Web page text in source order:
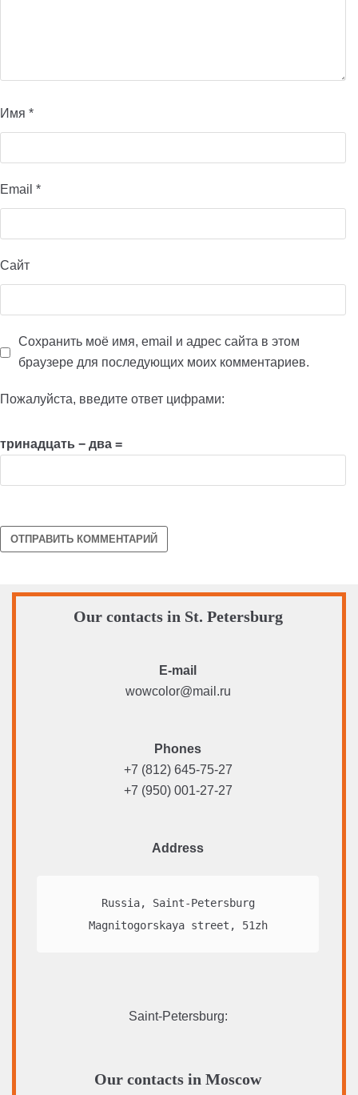
Имя *
Email *
Сайт
Сохранить моё имя, email и адрес сайта в этом
браузере для последующих моих комментариев.
Пожалуйста, введите ответ цифрами:
тринадцать − два =
Our contacts in St. Petersburg
E-mail
wowcolor@mail.ru
Phones
+7 (812) 645-75-27
+7 (950) 001-27-27
Address
Russia, Saint-Petersburg
Magnitogorskaya street, 51zh
Saint-Petersburg:
Our contacts in Moscow